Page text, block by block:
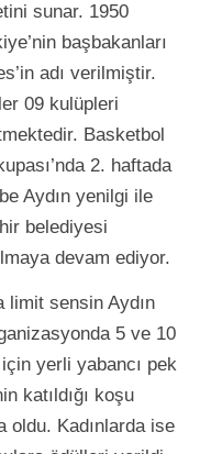
sunar. 1950
başbakanları
adı verilmiştir.
09 kulüpleri
Basketbol
2. haftada
Aydın yenilgi ile
belediyesi
devam ediyor.
limit sensin Aydın
5 ve 10
yerli yabancı pek
katıldığı koşu
oldu. Kadınlarda ise